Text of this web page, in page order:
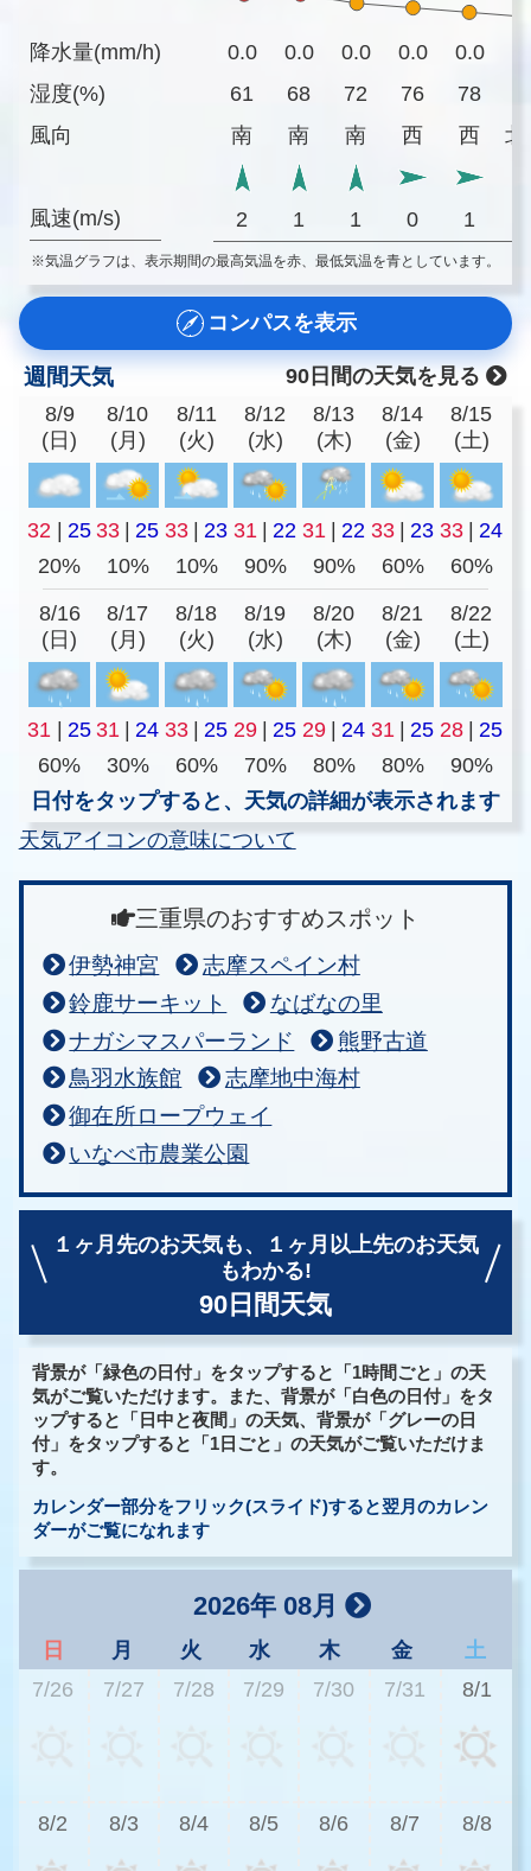
降水量(mm/h)
湿度(%)
風向
風速(m/s)
0.0 0.0 0.0 0.0 0.0
61
68 72 76 78
南
南 南 西 西 北
2 1 1 0 1
※気温グラフは、表示期間の最高気温を赤、最低気温を青としています。
コンパスを表示
週間天気
90日間の天気を見る
8/9
(日)
8/10
(月)
8/11
(火)
8/12
(水)
8/13
(木)
8/14
(金)
8/15
(土)
32 | 25 33 | 25 33 | 23 31 | 22 31 | 22 33 | 23 33 | 24
20%
10% 10% 90% 90% 60% 60%
8/16
(日)
8/17
(月)
8/18
(火)
8/19
(水)
8/20
(木)
8/21
(金)
8/22
(土)
31 | 25 31 | 24 33 | 25 29 | 25 29 | 24 31 | 25 28 | 25
60%
30% 60% 70% 80% 80%
90%
日付をタップすると、天気の詳細が表示されます
天気アイコンの意味について
三重県のおすすめスポット
伊勢神宮
志摩スペイン村
鈴鹿サーキット
なばなの里
ナガシマスパーランド
熊野古道
鳥羽水族館
志摩地中海村
御在所ロープウェイ
いなべ市農業公園
１ヶ月先のお天気も、
１ヶ月以上先のお天気
もわかる!
90日間天気
背景が「緑色の日付」をタップすると「1時間ごと」の天
気がご覧いただけます。また、背景が「白色の日付」をタ
ップすると「日中と夜間」の天気、背景が「グレーの日
付」をタップすると「1日ごと」の天気がご覧いただけま
す。
カレンダー部分をフリック(スライド)すると翌月のカレン
ダーがご覧になれます
2026年 08月
日 月 火 水 木 金
土
7/26
7/27 7/28 7/29 7/30 7/31 8/1
8/2 8/3 8/4 8/5 8/6 8/7 8/8